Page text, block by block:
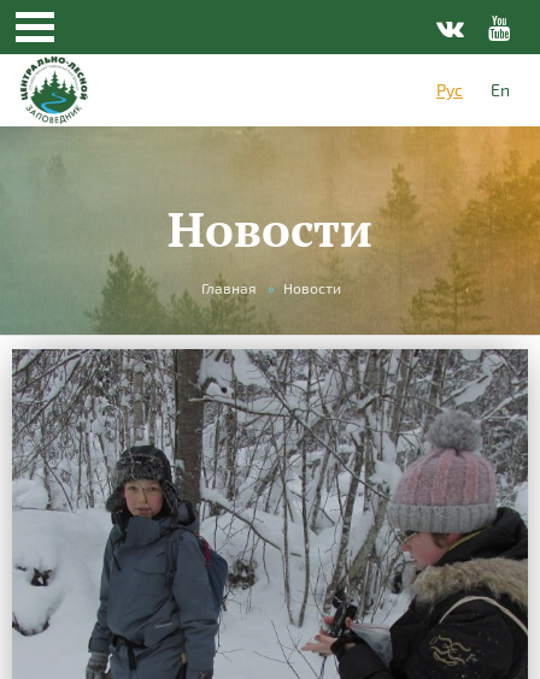
Рус En
Новости
здесь
Главная » Новости